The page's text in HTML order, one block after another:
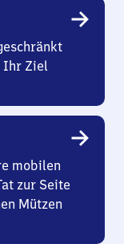
Ihr Ziel
mobilen
zur Seite
Mützen